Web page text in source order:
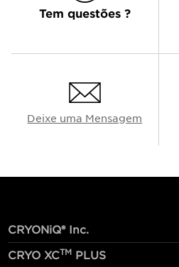
Tem questões ?
Deixe uma Mensagem
CRYONiQ® Inc.
CRYO XCTM PLUS